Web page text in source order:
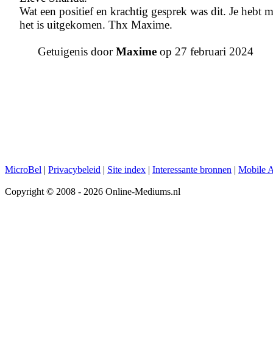
Wat een positief en krachtig gesprek was dit. Je
het is uitgekomen. Thx Maxime.
Getuigenis doorMaxime op 27 februari 2024
MicroBel | Privacybeleid | Site index | Interessante bronnen | Mobile
Copyright © 2008 - 2026 Online-Mediums.nl